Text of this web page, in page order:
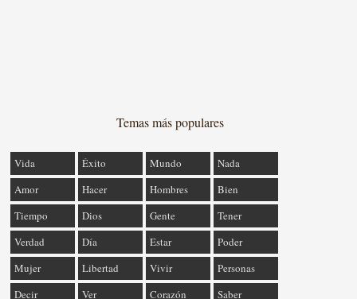
Temas más populares
Vida Éxito Mundo
Nada
Amor
Hacer Hombres
Bien
Tiempo
Dios Gente
Tener
Verdad
Día Estar
Poder
Mujer
Libertad Vivir
Personas
Decir
Ver Corazón Saber